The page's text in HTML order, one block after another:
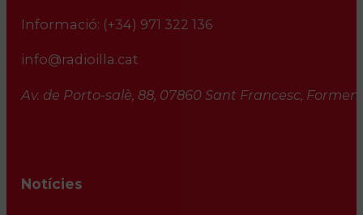
Informació: (+34) 971 322 136
info@radioilla.cat
Av. de Porto-salè, 88, 07860 Sant Francesc,
Notícies